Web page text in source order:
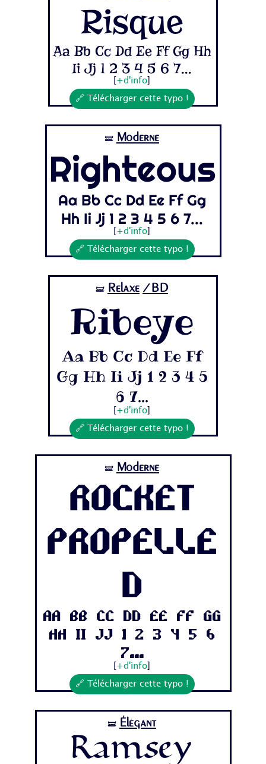
Risque
Aa Bb Cc Dd Ee Ff Gg Hh
Ii Jj 1 2 3 4 5 6 7...
+d'info
🔗 Télécharger cette typo !
🝛 Moderne
Righteous
Aa Bb Cc Dd Ee Ff Gg
Hh Ii Jj 1 2 3 4 5 6 7...
+d'info
🔗 Télécharger cette typo !
🝛 Relaxe /BD
Ribeye
Aa Bb Cc Dd Ee Ff
Gg Hh Ii Jj 1 2 3 4 5
6 7...
+d'info
🔗 Télécharger cette typo !
🝛 Moderne
Rocket
Propelle
d
Aa Bb Cc Dd Ee Ff Gg
Hh Ii Jj 1 2 3 4 5 6
7...
+d'info
🔗 Télécharger cette typo !
🝛 Élégant
Ramsey